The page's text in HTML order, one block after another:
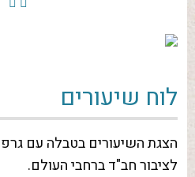
לוח שיעורים
הצגת השיעורים בטבלה עם
לציבור חב"ד ברחבי העולם.